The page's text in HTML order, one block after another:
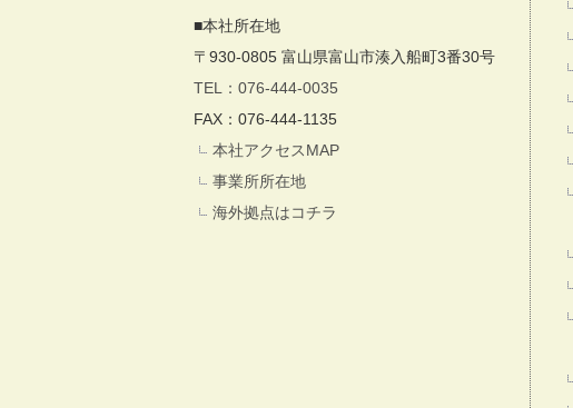
■本社所在地
〒930-0805 富山県富山市湊入船町3番30号
TEL：076-444-0035
FAX：076-444-1135
本社アクセスMAP
事業所所在地
海外拠点はコチラ